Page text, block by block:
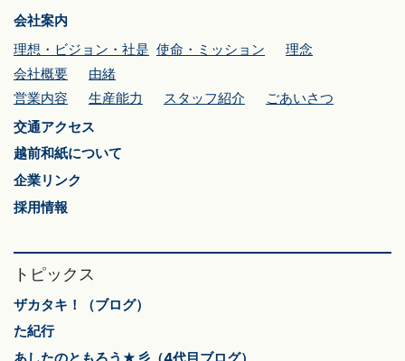
会社案内
理想・ビジョン・社是 使命・ミッション
理念
会社概要
由緒
営業内容
生産能力 スタッフ紹介
ごあいさつ
交通アクセス
越前和紙について
企業リンク
採用情報
トピックス
ザカタキ！（ブログ）
た紀行